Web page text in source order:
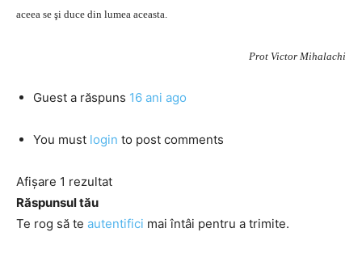
aceea se şi duce din lumea aceasta.
Prot Victor Mihalachi
Guest a răspuns 16 ani ago
You must login to post comments
Afișare 1 rezultat
Răspunsul tău
Te rog să te autentifici mai întâi pentru a trimite.